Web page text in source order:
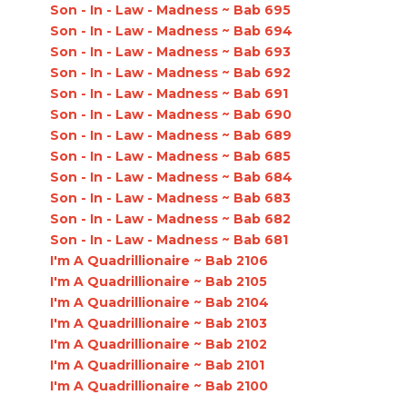
Son - In - Law - Madness ~ Bab 695
Son - In - Law - Madness ~ Bab 694
Son - In - Law - Madness ~ Bab 693
Son - In - Law - Madness ~ Bab 692
Son - In - Law - Madness ~ Bab 691
Son - In - Law - Madness ~ Bab 690
Son - In - Law - Madness ~ Bab 689
Son - In - Law - Madness ~ Bab 685
Son - In - Law - Madness ~ Bab 684
Son - In - Law - Madness ~ Bab 683
Son - In - Law - Madness ~ Bab 682
Son - In - Law - Madness ~ Bab 681
I'm A Quadrillionaire ~ Bab 2106
I'm A Quadrillionaire ~ Bab 2105
I'm A Quadrillionaire ~ Bab 2104
I'm A Quadrillionaire ~ Bab 2103
I'm A Quadrillionaire ~ Bab 2102
I'm A Quadrillionaire ~ Bab 2101
I'm A Quadrillionaire ~ Bab 2100